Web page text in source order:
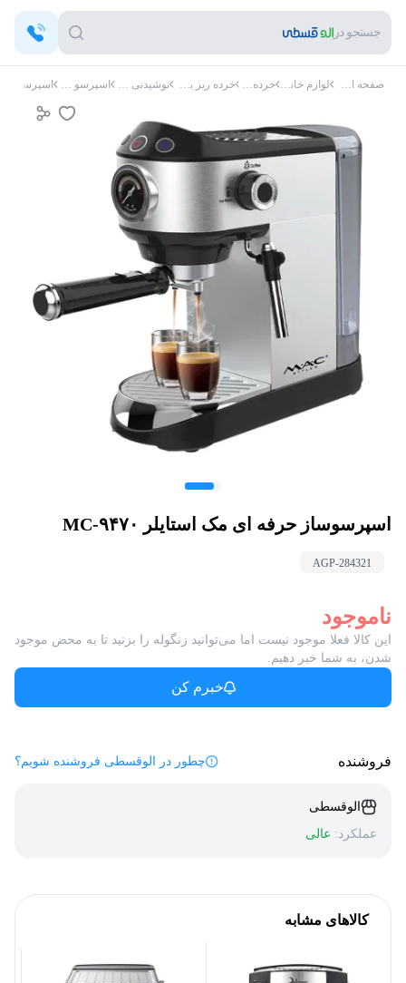
جستجو در
صفحه اصلی لوازم خانگی خرده ریز خرده ریز برقی نوشیدنی ساز اسپرسو ساز
اسپرسوساز حرفه ای مک استایلر MC-۹۴۷۰
AGP-284321
ناموجود
این کالا فعلا موجود نیست اما می‌توانید زنگوله را بزنید تا به محض موجود
شدن، به شما خبر دهیم.
خبرم کن
فروشنده چطور در الوقسطی فروشنده شویم؟
الوقسطی
عملکرد: عالی
کالاهای مشابه